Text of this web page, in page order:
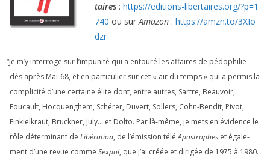
taires : https://​edi​tions​-liber​taires​.org/​?​p​=​1
740 ou surAmazon : https://​amzn​.to/​3​X​I​o​
dzr
“Je m’y inter­roge sur l’impunité qui a entou­ré les affaires de pédo­phi­lie
dès après Mai-68, et en par­ti­cu­lier sur cet « air du temps » qui a per­mis la
com­pli­ci­té d’une cer­taine élite dont, entre autres, Sartre, Beauvoir,
Foucault, Hocquenghem, Schérer, Duvert, Sollers, Cohn-Bendit, Pivot,
Finkielkraut, Bruckner, July… et Dolto. Par là-même, je mets en évi­dence le
rôle déter­mi­nant de Libération, de l’émission téléApostrophes et éga­le­
ment d’une revue comme Sexpol, que j’ai créée et diri­gée de 1975 à 1980.